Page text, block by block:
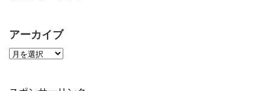
アーカイブ